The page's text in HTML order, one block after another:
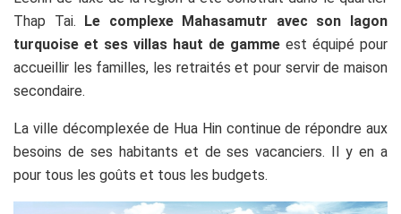
Thap Tai. Le complexe Mahasamutr avec son lagon
turquoise et ses villas haut de gamme est équipé pour
accueillir les familles, les retraités et pour servir de maison
secondaire.
La ville décomplexée de Hua Hin continue de répondre aux
besoins de ses habitants et de ses vacanciers. Il y en a
pour tous les goûts et tous les budgets.